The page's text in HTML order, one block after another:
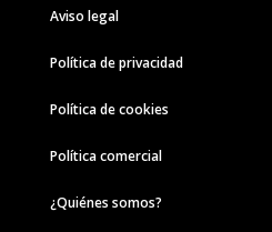
Aviso legal
Política de privacidad
Política de cookies
Política comercial
¿Quiénes somos?